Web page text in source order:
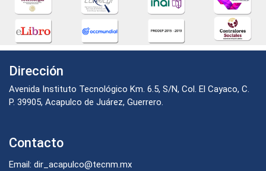
Dirección
Avenida Instituto Tecnológico Km. 6.5, S/N, Col. El Cayaco, C.
P. 39905, Acapulco de Juárez, Guerrero.
Contacto
Email: dir_acapulco@tecnm.mx